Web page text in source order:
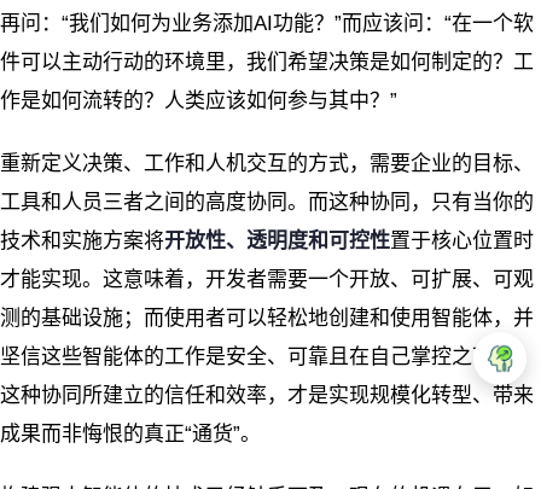
再问：“我们如何为业务添加AI功能？”而应该问：“在一个软
件可以主动行动的环境里，我们希望决策是如何制定的？工
作是如何流转的？人类应该如何参与其中？”
重新定义决策、工作和人机交互的方式，需要企业的目标、
工具和人员三者之间的高度协同。而这种协同，只有当你的
技术和实施方案将开放性、透明度和可控性置于核心位置时
才能实现。这意味着，开发者需要一个开放、可扩展、可观
测的基础设施；而使用者可以轻松地创建和使用智能体，并
坚信这些智能体的工作是安全、可靠且在自己掌控之下的。
这种协同所建立的信任和效率，才是实现规模化转型、带来
成果而非悔恨的真正“通货”。